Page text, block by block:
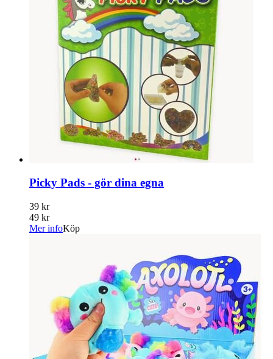
Picky Pads - gör dina egna
39 kr
49 kr
Mer infoKöp